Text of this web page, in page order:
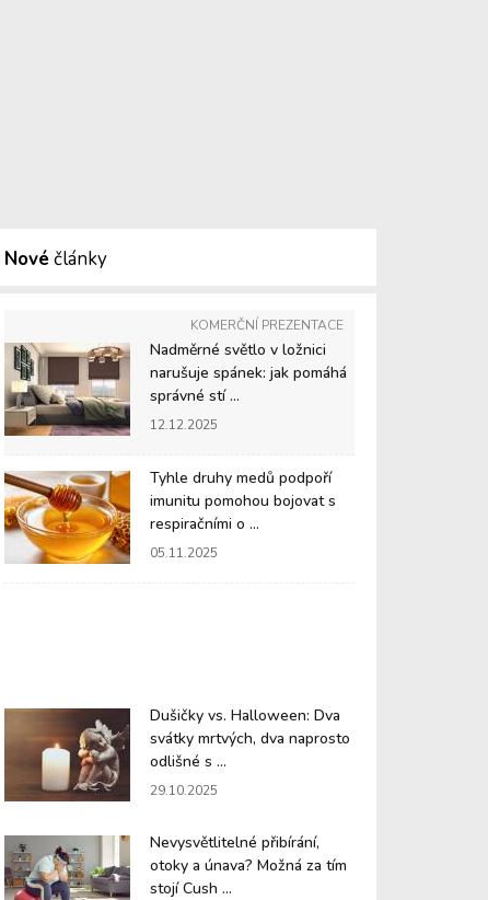
Nové články
KOMERČNÍ PREZENTACE
Nadměrné světlo v ložnici
narušuje spánek: jak pomáhá
správné stí ...
12.12.2025
Tyhle druhy medů podpoří
imunitu pomohou bojovat s
respiračními o ...
05.11.2025
Dušičky vs. Halloween: Dva
svátky mrtvých, dva naprosto
odlišné s ...
29.10.2025
Nevysvětlitelné přibírání,
otoky a únava? Možná za tím
stojí Cush ...